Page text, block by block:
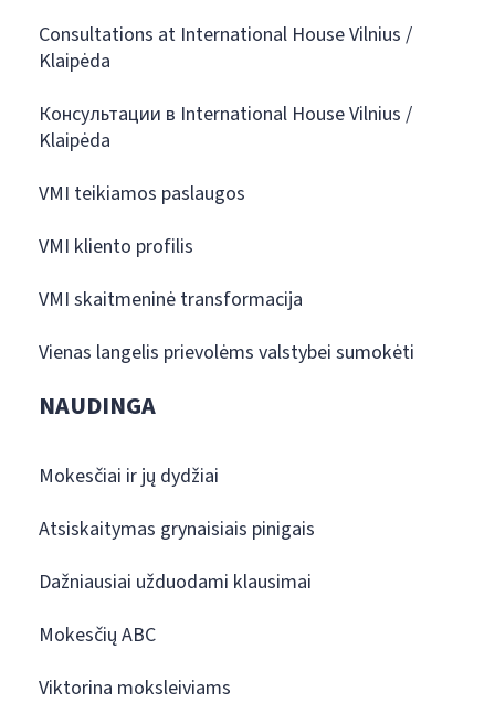
Consultations at International House Vilnius /
Klaipėda
Консультации в International House Vilnius /
Klaipėda
VMI teikiamos paslaugos
VMI kliento profilis
VMI skaitmeninė transformacija
Vienas langelis prievolėms valstybei sumokėti
NAUDINGA
Mokesčiai ir jų dydžiai
Atsiskaitymas grynaisiais pinigais
Dažniausiai užduodami klausimai
Mokesčių ABC
Viktorina moksleiviams